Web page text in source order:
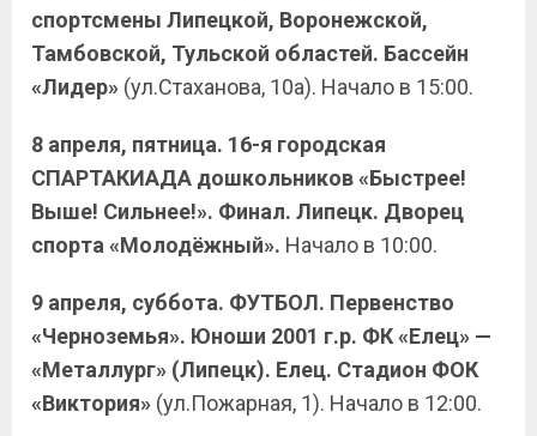
спортсмены Липецкой, Воронежской,
Тамбовской, Тульской областей. Бассейн
«Лидер» (ул.Стаханова, 10а). Начало в 15:00.
8 апреля, пятница. 16-я городская
СПАРТАКИАДА дошкольников «Быстрее!
Выше! Сильнее!». Финал. Липецк. Дворец
спорта «Молодёжный». Начало в 10:00.
9 апреля, суббота. ФУТБОЛ. Первенство
«Черноземья». Юноши 2001 г.р. ФК «Елец» —
«Металлург» (Липецк). Елец. Стадион ФОК
«Виктория» (ул.Пожарная, 1). Начало в 12:00.